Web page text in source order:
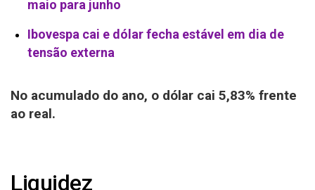
maio para junho
Ibovespa cai e dólar fecha estável em dia de
tensão externa
No acumulado do ano, o dólar cai 5,83% frente
ao real.
Liquidez